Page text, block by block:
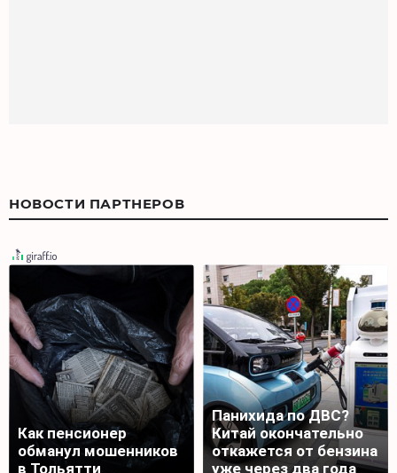
НОВОСТИ ПАРТНЕРОВ
Как пенсионер
обманул мошенников
в Тольятти
Панихида по ДВС?
Китай окончательно
откажется от бензина
уже через два года